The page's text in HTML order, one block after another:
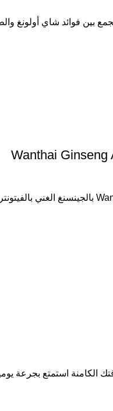
فوائد شاي أولونغ
Wanthai Ginseng